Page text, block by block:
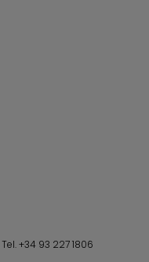
Tel.+34 93 227 1806